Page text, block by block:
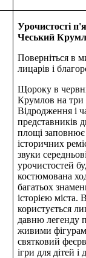
Урочистості
Чеський
Поверніться в
лицарів і
Щороку в
Крумлов на три
Відродження і
представників
площі
історичних
звуки
урочистостей
костюмована
багатьох
історією
користується
давню легенду
живими
святковий
ігри для дітей і